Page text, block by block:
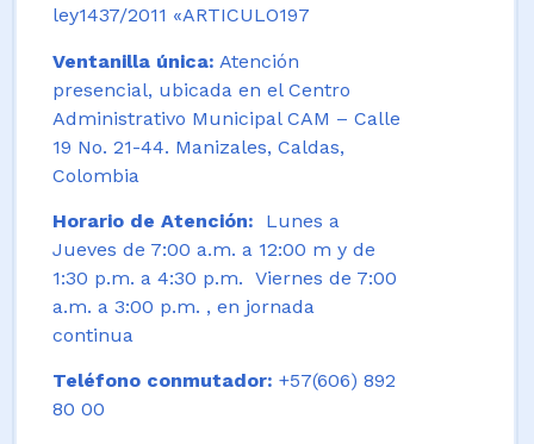
ley1437/2011 «ARTICULO197
Ventanilla única: Atención
presencial, ubicada en el Centro
Administrativo Municipal CAM – Calle
19 No. 21-44. Manizales, Caldas,
Colombia
Horario de Atención:
Lunes a
Jueves de 7:00 a.m. a 12:00 m y de
1:30 p.m. a 4:30 p.m. Viernes de 7:00
a.m. a 3:00 p.m. , en jornada
continua
Teléfono conmutador: +57(606) 892
80 00